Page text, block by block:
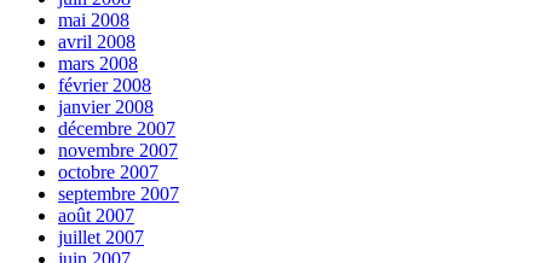
mai 2008
avril 2008
mars 2008
février 2008
janvier 2008
décembre 2007
novembre 2007
octobre 2007
septembre 2007
août 2007
juillet 2007